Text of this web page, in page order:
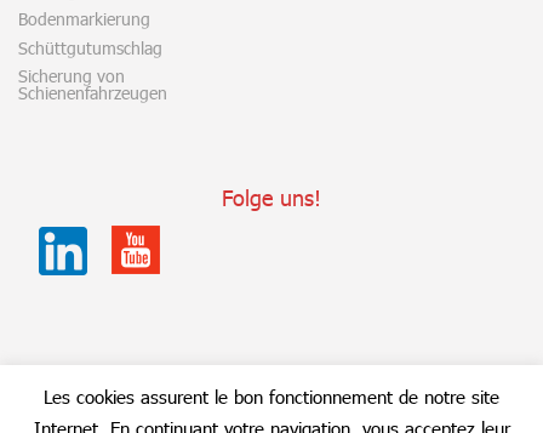
Bodenmarkierung
Schüttgutumschlag
Sicherung von
Schienenfahrzeugen
Folge uns!
Linkedin Youtube
Manuline
Mentions légales © 2018 Tous droits réservés
Les cookies assurent le bon fonctionnement de notre site
Internet. En continuant votre navigation, vous acceptez leur